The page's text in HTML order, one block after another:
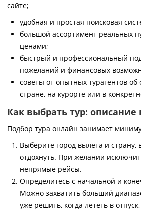
сайте;
удобная и простая поисковая
большой ассортимент реальных
ценами;
быстрый и профессиональный
пожеланий и финансовых
советы от опытных турагентов
стране, на курорте или в
Как выбрать тур: описание
Подбор тура онлайн занимает
Выберите город вылета и страну,
отдохнуть. При желании
непрямые рейсы.
Определитесь с начальной и
Можно захватить больший
уже решить, когда лететь в